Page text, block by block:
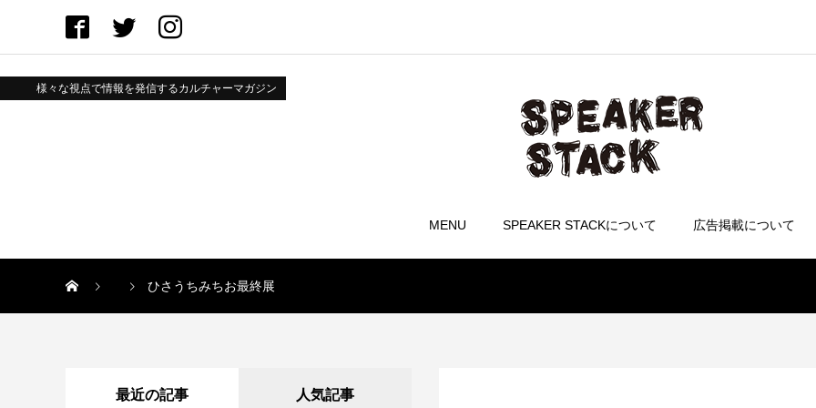
様々な視点で情報を発信するカルチャーマガジン
MENU SPEAKER STACKについて 広告掲載について
ひさうちみちお最終展
最近の記事 人気記事